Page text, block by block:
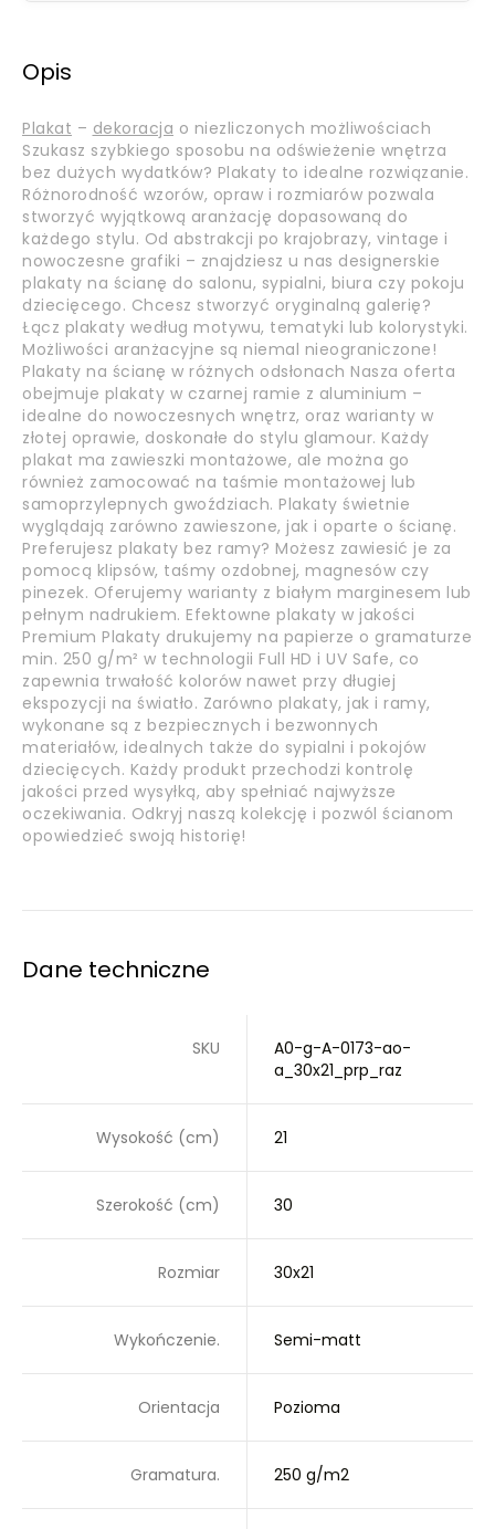
Opis
Plakat – dekoracja o niezliczonych możliwościach
Szukasz szybkiego sposobu na odświeżenie wnętrza
bez dużych wydatków? Plakaty to idealne rozwiązanie.
Różnorodność wzorów, opraw i rozmiarów pozwala
stworzyć wyjątkową aranżację dopasowaną do
każdego stylu. Od abstrakcji po krajobrazy, vintage i
nowoczesne grafiki – znajdziesz u nas designerskie
plakaty na ścianę do salonu, sypialni, biura czy pokoju
dziecięcego. Chcesz stworzyć oryginalną galerię?
Łącz plakaty według motywu, tematyki lub kolorystyki.
Możliwości aranżacyjne są niemal nieograniczone!
Plakaty na ścianę w różnych odsłonach Nasza oferta
obejmuje plakaty w czarnej ramie z aluminium –
idealne do nowoczesnych wnętrz, oraz warianty w
złotej oprawie, doskonałe do stylu glamour. Każdy
plakat ma zawieszki montażowe, ale można go
również zamocować na taśmie montażowej lub
samoprzylepnych gwoździach. Plakaty świetnie
wyglądają zarówno zawieszone, jak i oparte o ścianę.
Preferujesz plakaty bez ramy? Możesz zawiesić je za
pomocą klipsów, taśmy ozdobnej, magnesów czy
pinezek. Oferujemy warianty z białym marginesem lub
pełnym nadrukiem. Efektowne plakaty w jakości
Premium Plakaty drukujemy na papierze o gramaturze
min. 250 g/m² w technologii Full HD i UV Safe, co
zapewnia trwałość kolorów nawet przy długiej
ekspozycji na światło. Zarówno plakaty, jak i ramy,
wykonane są z bezpiecznych i bezwonnych
materiałów, idealnych także do sypialni i pokojów
dziecięcych. Każdy produkt przechodzi kontrolę
jakości przed wysyłką, aby spełniać najwyższe
oczekiwania. Odkryj naszą kolekcję i pozwól ścianom
opowiedzieć swoją historię!
Dane techniczne
SKU
A0-g-A-0173-ao-
a_30x21_prp_raz
Wysokość (cm) 21
Szerokość (cm) 30
Rozmiar 30x21
Wykończenie. Semi-matt
Orientacja Pozioma
Gramatura. 250 g/m2